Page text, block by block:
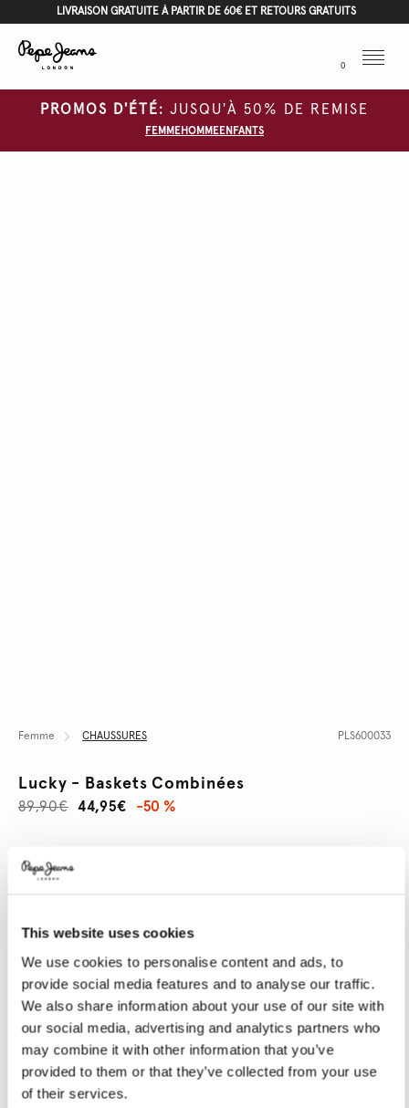
This website uses cookies
We use cookies to personalise content and ads, to
provide social media features and to analyse our traffic.
We also share information about your use of our site with
our social media, advertising and analytics partners who
may combine it with other information that you’ve
provided to them or that they’ve collected from your use
of their services.
LIVRAISON GRATUITE À PARTIR DE 60€ ET RETOURS GRATUITS
0
Menu
PROMOS D'ÉTÉ: JUSQU'À 50% DE REMISE
FEMMEHOMMEENFANTS
Femme CHAUSSURES PLS600033
Lucky - Baskets Combinées
44,95€
89,90€ -50 %
Promotions
Variations
COULEURS:
36 37 38 39 40
Guide des tailles